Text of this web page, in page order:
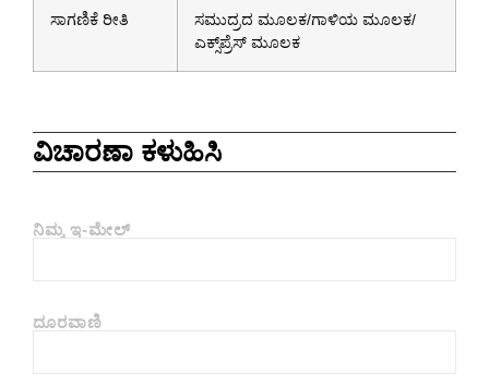
ಸಾಗಣಿಕೆ ರೀತಿ
ಸಮುದ್ರದ ಮೂಲಕ/ಗಾಳಿಯ ಮೂಲಕ/
ಎಕ್ಸ್‌ಪ್ರೆಸ್ ಮೂಲಕ
ವಿಚಾರಣಾ ಕಳುಹಿಸಿ
ನಿಮ್ಮ ಇ-ಮೇಲ್
ದೂರವಾಣಿ